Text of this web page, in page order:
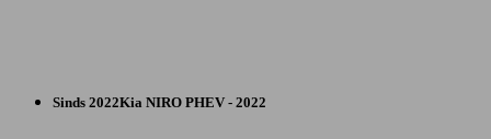
SUV/4x4/Pick-up
Sinds 2022Kia NIRO PHEV - 2022